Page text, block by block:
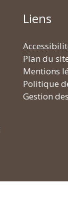
Liens
Plan du
Mentions
Politique
Gestion